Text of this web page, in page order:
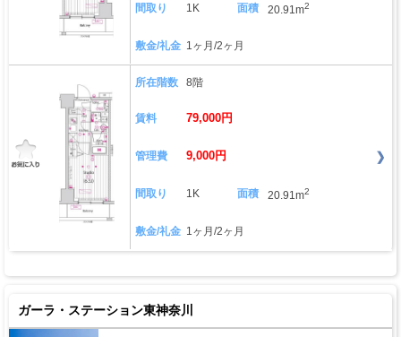
間取り 1K 面積 20.91m2
敷金/礼金 1ヶ月/2ヶ月
所在階数 8階
賃料 79,000円
管理費 9,000円
間取り 1K 面積 20.91m2
敷金/礼金 1ヶ月/2ヶ月
ガーラ・ステーション東神奈川